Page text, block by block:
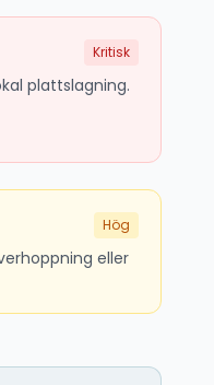
Kritisk
plattslagning.
Hög
eller